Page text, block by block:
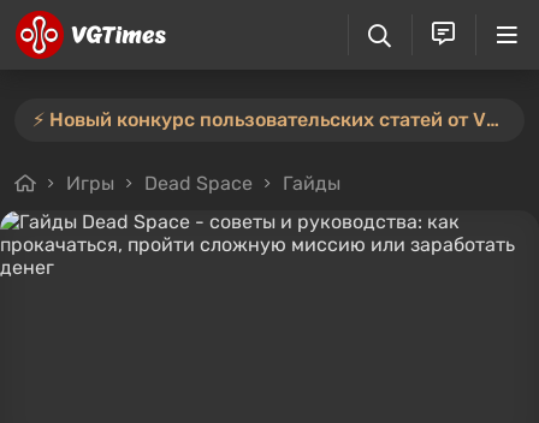
⚡️ Новый конкурс пользовательских статей от VGTimes — участвуйте тут ⚡️
Игры Dead Space Гайды